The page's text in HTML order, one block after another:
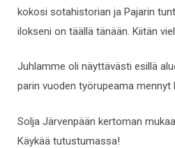
kokosi sotahistorian ja Pajarin
ilokseni on täällä tänään. Kiitän
Juhlamme oli näyttävästi esillä
parin vuoden työrupeama mennyt
Solja Järvenpään kertoman
Käykää tutustumassa!